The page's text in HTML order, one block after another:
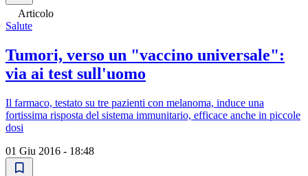
Articolo
Salute
Tumori, verso un "vaccino universale":
via ai test sull'uomo
Il farmaco, testato su tre pazienti con melanoma, induce una
fortissima risposta del sistema immunitario, efficace anche in piccole
dosi
01 Giu 2016 - 18:48